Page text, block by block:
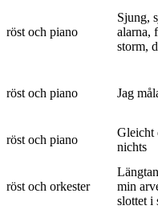
röst och piano
Sjung,
alarna,
storm,
röst och piano Jag
röst och piano
Gleicht
nichts
röst och orkester
min
slottet i